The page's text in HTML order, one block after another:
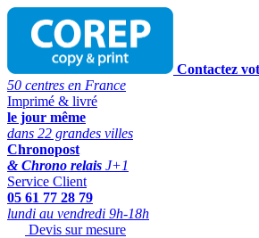
Contactez
50 centres en France
Imprimé & livré
le jour même
dans 22 grandes villes
Chronopost
& Chrono relais J+1
Service Client
05 61 77 28 79
lundi au vendredi 9h-18h
Devis sur mesure